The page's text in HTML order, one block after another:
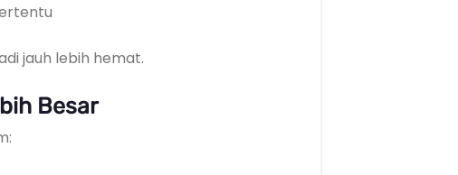
jauh lebih hemat.
Besar